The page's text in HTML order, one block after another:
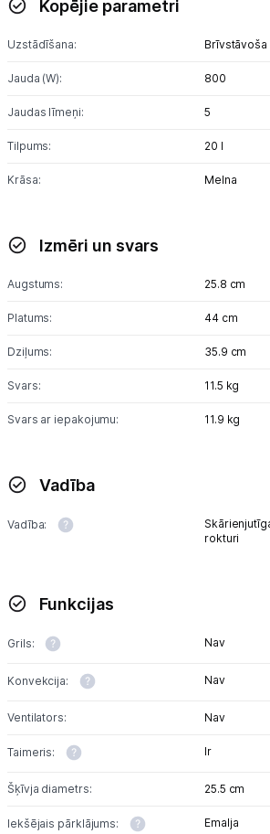
Blenderi
Augļu žāvētāji
Multivārāmie katli
Vakuuma iepakotāji
Mazās cepeškrāsnis
Ledus un saldējuma mašīnas
Apģērbu kopšana
Kopējie parametri
Uzstādīšana: Brīvstāvoša
Jauda (W): 800
Jaudas līmeņi: 5
Tilpums: 20 l
Krāsa: Melna
Izmēri un svars
Augstums: 25.8 cm
Platums: 44 cm
Dziļums: 35.9 cm
Svars: 11.5 kg
Svars ar iepakojumu: 11.9 kg
Vadība
Vadība:
rokturi
Funkcijas
Grils: Nav
Konvekcija: Nav
Ventilators: Nav
Taimeris: Ir
Šķīvja diametrs: 25.5 cm
Iekšējais pārklājums: Emalja